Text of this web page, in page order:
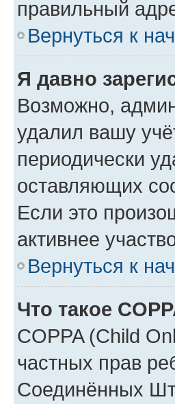
правильный
Вернуться к
Я давно
Возможно,
удалил вашу
периодически
оставляющих
Если это
активнее
Вернуться к
Что такое
COPPA (Child
частных прав
Соединённых